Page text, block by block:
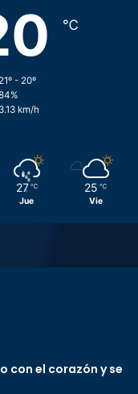
℃
- 20º
3.13 km/h
27 ℃
Jue
25 ℃
Vie
con el corazón y se